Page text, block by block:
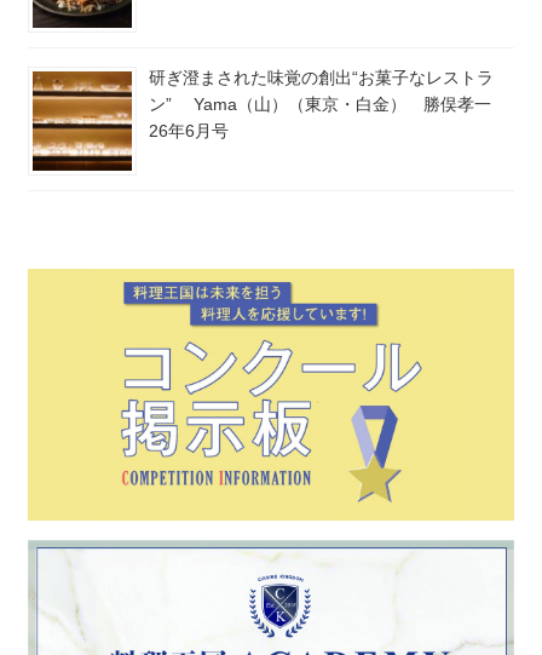
研ぎ澄まされた味覚の創出“お菓子なレストラ
ン” Yama（山）（東京・白金） 勝俣孝一
26年6月号